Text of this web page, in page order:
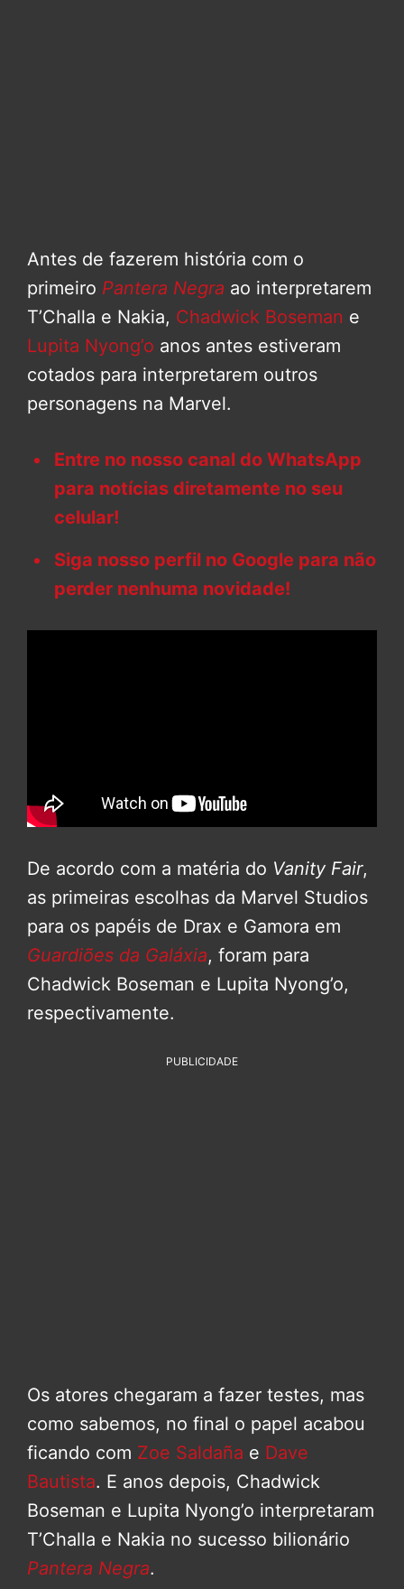
Antes de fazerem história com o
primeiro Pantera Negra ao interpretarem
T’Challa e Nakia, Chadwick Boseman e
Lupita Nyong’o anos antes estiveram
cotados para interpretarem outros
personagens na Marvel.
Entre no nosso canal do WhatsApp
para notícias diretamente no seu
celular!
Siga nosso perfil no Google para não
perder nenhuma novidade!
De acordo com a matéria do Vanity Fair,
as primeiras escolhas da Marvel Studios
para os papéis de Drax e Gamora em
Guardiões da Galáxia, foram para
Chadwick Boseman e Lupita Nyong’o,
respectivamente.
PUBLICIDADE
Os atores chegaram a fazer testes, mas
como sabemos, no final o papel acabou
ficando com Zoe Saldaña e Dave
Bautista. E anos depois, Chadwick
Boseman e Lupita Nyong’o interpretaram
T’Challa e Nakia no sucesso bilionário
Pantera Negra.